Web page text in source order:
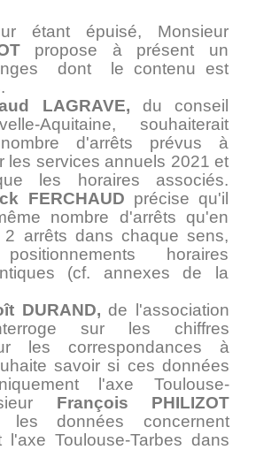
étant épuisé, Monsieur
propose à présent un
dont le contenu est
LAGRAVE, du conseil
Aquitaine, souhaiterait
d'arrêts prévus à
les services annuels 2021 et
les horaires associés.
FERCHAUD précise qu'il
nombre d'arrêts qu'en
arrêts dans chaque sens,
horaires
(cf. annexes de la
DURAND,de l'association
sur les chiffres
les correspondances à
savoir si ces données
l'axe Toulouse-
François PHILIZOT
les données concernent
l'axe Toulouse-Tarbes dans